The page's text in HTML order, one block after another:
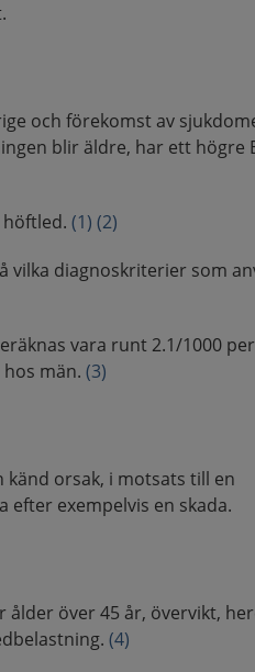
och förekomst av
blir äldre, har ett högre
höftled.(1) (2)
vilka diagnoskriterier som
vara runt 2.1/1000
hos män.(3)
orsak, i motsats till en
exempelvis en skada.
över 45 år, övervikt,
(4)